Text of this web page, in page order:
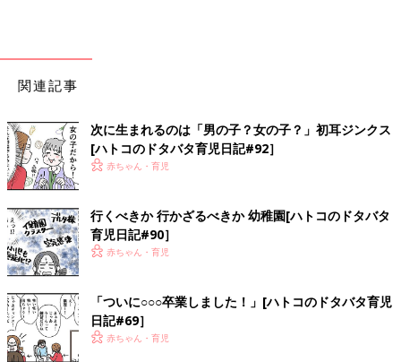
関連記事
次に生まれるのは「男の子？女の子？」初耳ジンクス
[ハトコのドタバタ育児日記#92］
赤ちゃん・育児
行くべきか 行かざるべきか 幼稚園[ハトコのドタバタ
育児日記#90］
赤ちゃん・育児
「ついに○○○卒業しました！」[ハトコのドタバタ育児
日記#69］
赤ちゃん・育児